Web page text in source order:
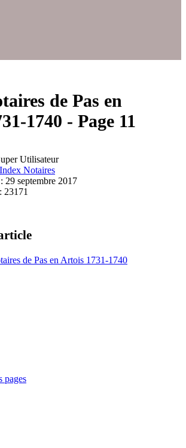
de Pas en
1740 - Page 11
Utilisateur
Index Notaires
29 septembre 2017
23171
de Pas en Artois 1731-1740
pages